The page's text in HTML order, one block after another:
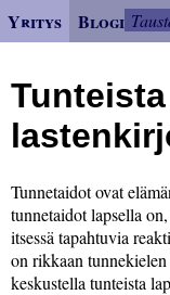
Yritys Blogi
Tunnetaidot ovat
tunnetaidot lapsella
itsessä tapahtuvia
on rikkaan
keskustella tunteista